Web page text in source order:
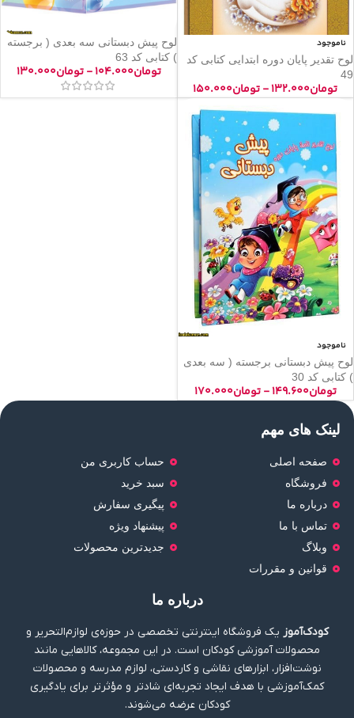
ناموجود
لوح تقدیر پایان دوره ابتدایی کتابی کد
49
تومان۱۳۲.۰۰۰-تومان۱۵۰.۰۰۰
لوح پیش دبستانی سه بعدی ( برجسته
) کتابی کد 63
تومان۱۰۴.۰۰۰-تومان۱۳۰.۰۰۰
ناموجود
لوح پیش دبستانی برجسته ( سه بعدی
) کتابی کد 30
تومان۱۴۹.۶۰۰-تومان۱۷۰.۰۰۰
لینک های مهم
صفحه اصلی
فروشگاه
درباره ما
تماس با ما
وبلاگ
قوانین و مقررات
حساب کاربری من
سبد خرید
پیگیری سفارش
پیشنهاد ویژه
جدیدترین محصولات
درباره ما
کودک‌آموز یک فروشگاه اینترنتی تخصصی در حوزه‌ی لوازم‌التحریر و
محصولات آموزشی کودکان است. در این مجموعه، کالاهایی مانند
نوشت‌افزار، ابزارهای نقاشی و کاردستی، لوازم مدرسه و محصولات
کمک‌آموزشی با هدف ایجاد تجربه‌ای شادتر و مؤثرتر برای یادگیری
کودکان عرضه می‌شوند.